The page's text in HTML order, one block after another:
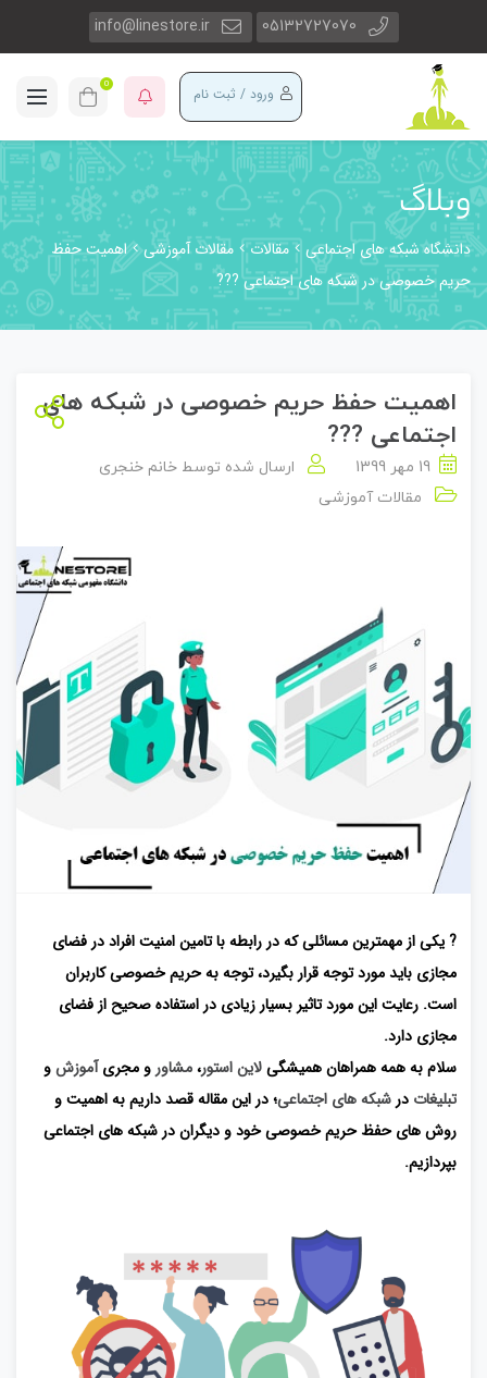
05132727070
info@linestore.ir
ورود / ثبت نام 0
وبلاگ
دانشگاه شبکه های اجتماعی مقالات مقالات آموزشی
اهمیت حفظ
حریم خصوصی در شبکه های اجتماعی ?‍?‍?
اهمیت حفظ حریم خصوصی در شبکه های
اجتماعی ?‍?‍?
19 مهر 1399 ارسال شده توسط خانم خنجری
مقالات آموزشی
? یکی از مهمترین مسائلی که در رابطه با تامین امنیت افراد در فضای
مجازی باید مورد توجه قرار بگیرد، توجه به حریم خصوصی کاربران
است. رعایت این مورد تاثیر بسیار زیادی در استفاده صحیح از فضای
مجازی دارد.
سلام به همه همراهان همیشگیلاین استور،مشاور و مجریآموزشو
تبلیغات در شبکه های اجتماعی؛ در این مقاله قصد داریم به اهمیت و
روش های حفظ حریم خصوصی خود و دیگران در شبکه های اجتماعی
بپردازیم.